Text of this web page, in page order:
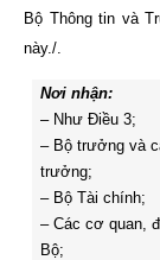
Bộ Thông tin và
này./.
Nơi nhận:
– Như Điều 3;
– Bộ trưởng và
trưởng;
– Bộ Tài chính;
– Các cơ quan,
Bộ;